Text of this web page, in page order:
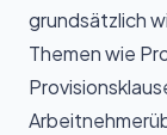
grundsätzlich
Themen wie